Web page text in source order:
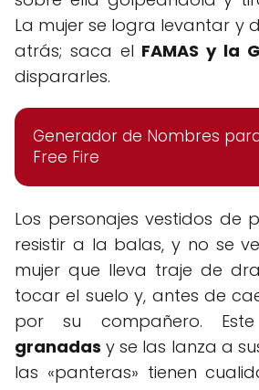
La mujer se logra levantar y
atrás; saca el FAMAS y la
dispararles.
Generador de Nombres
Free Fire
Los personajes vestidos de
resistir a la balas, y no se
mujer que lleva traje de
tocar el suelo y, antes de
por su compañero.
granadas y se las lanza a
las «panteras» tienen